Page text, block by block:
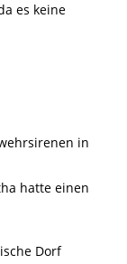
es keine
in
hatte einen
Dorf